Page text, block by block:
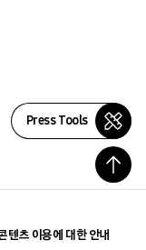
Press Tools
텐츠 이용에 대한 안내